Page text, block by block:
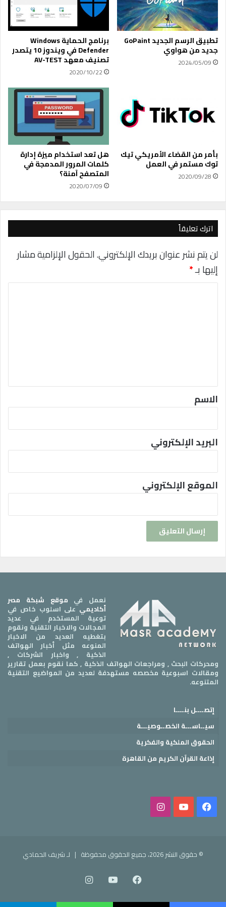
و
ت
يً
ا
ي
ط
ل
س
ا
ل
ت
ع
د
ع
ن
ب
ع
ا
ل
و
ض
ع
ا
ل
ي
ت
ط
ب
ا
ل
ر
ا
س
ل
D
تطبيق الرسم الجديد GoPaint
جديد من هواوي
2024/05/09
برنامج الحماية Windows
Defender في ويندوز 10 يتصدر
تصنيف معهد AV-TEST
2020/10/22
بأمر من القضاء الأمريكي تيك
توك مستمر في العمل
2020/09/28
هل تعد استخدام ميزة إدارة
كلمات المرور المدمجة في
المتصفح آمنة؟
2020/07/09
اترك تعليقاً
لن يتم نشر عنوان بريدك الإلكتروني.الحقول الإلزامية مشار
إليها بـ*
*
الاسم
البريد الإلكتروني
الموقع الإلكتروني
نعمل في موقع شبكة مصر
أكاديميعلى اسلوب خاص في
توعية المستخدم في عديد
المجالات والاخبار التقنية ونقوم
بتغطيه العديد من الاخبار
المنوعه مثل أخبار الهواتف
الذكية , واخبار الشركات ,
ومحركات البحث , ومراجعات الهواتف الذكية , كما نقوم بعمل تقارير
ومقالات اسبوعية مخصصه مستهدفة لعديد من المواضيع التقنية
المتنوعه.
إتصــــل بنــــا
سيــاســـة الخصــوصيـــة
الحقوق الملكية والفكرية
إذاعة القرآن الكريم من القاهرة
فيسبوك ‫YouTube
© حقوق النشر 2026، جميع الحقوق محفوظة | لـ شريف الحمادي
فيسبوك ‫YouTube